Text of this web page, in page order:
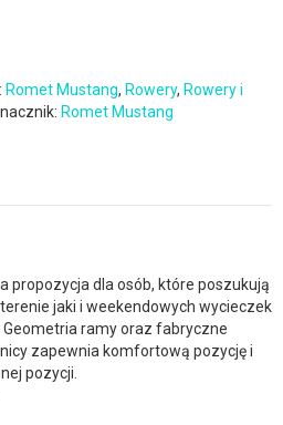
Romet Mustang, Rowery, Rowery i
Romet Mustang
propozycja dla osób, które poszukują
jaki i weekendowych wycieczek
ramy oraz fabryczne
zapewnia komfortową pozycję i
pozycji.